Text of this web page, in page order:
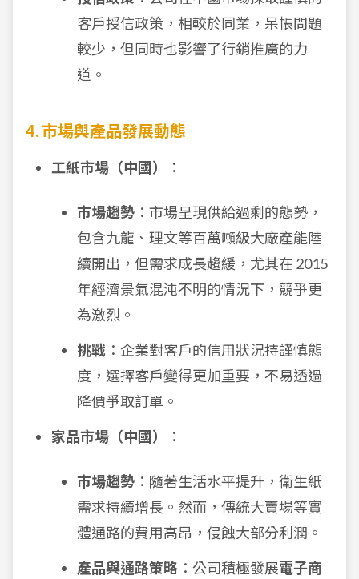
客戶授信政策，相較於同業，呆帳問題
較少，但同時也影響了行銷推廣的力
道。
4. 市場與產品發展動態
工紙市場（中國） ：
市場趨勢 ：市場呈現供給過剩的態勢，
包含九龍、理文等百萬噸級大廠產能陸
續開出，但需求成長趨緩，尤其在 2015
年經濟景氣混沌不明的情況下，競爭更
為激烈。
挑戰 ：企業對客戶的信用狀況持謹慎態
度，選擇客戶變得更加重要，不易透過
降價爭取訂單。
家品市場（中國）
：
市場趨勢 ：隨著生活水平提升，衛生紙
需求持續增長。然而，傳統大賣場等實
體通路的費用高昂，侵蝕大部分利潤。
產品與通路策略 ：公司積極發展電子商